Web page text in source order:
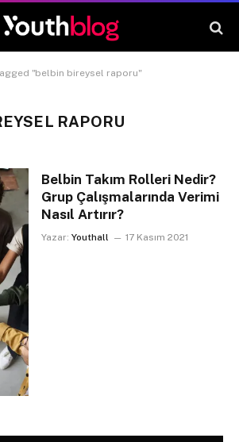
"belbin bireysel raporu"
RAPORU
Belbin Takım Rolleri Nedir?
Grup Çalışmalarında Verimi
Nasıl Artırır?
Yazar: Youthall 17 Kasım 2021